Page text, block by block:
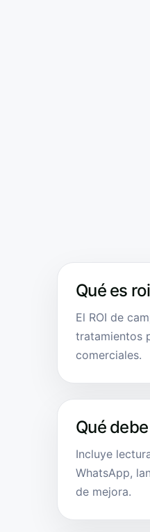
Qué es
El ROI de
tratamientos
comerciales.
Qué
Incluye
WhatsApp,
de mejora.